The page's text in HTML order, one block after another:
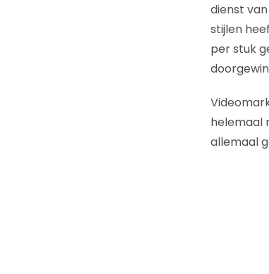
dienst
stijlen
per stuk
helemaal
allemaal